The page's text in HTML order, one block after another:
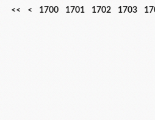
<< < 1700 1701 1702 1703